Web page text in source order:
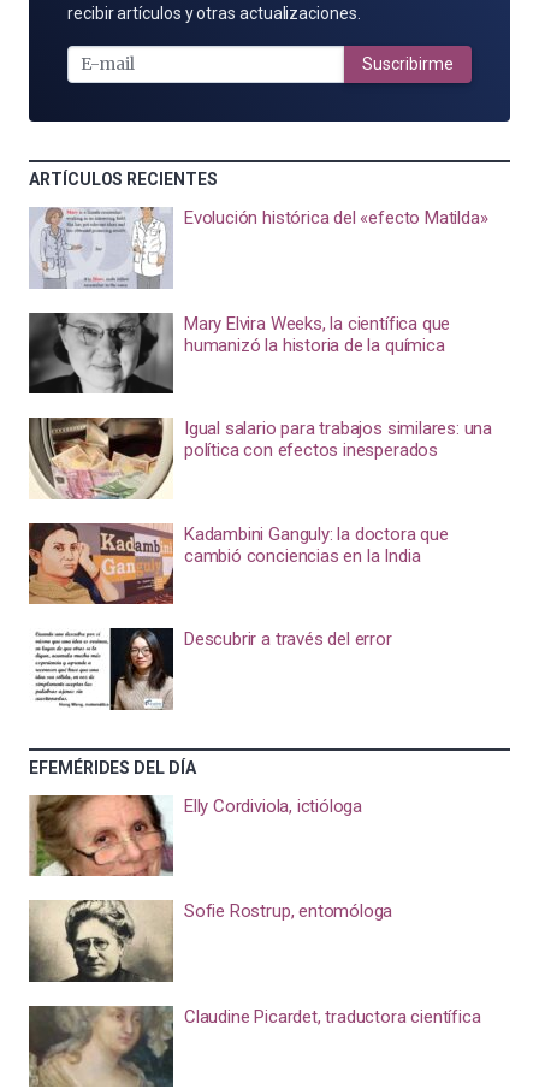
POR
MAIL
recibir artículos y otras actualizaciones.
Suscribirme
ARTÍCULOS RECIENTES
Evolución histórica del «efecto Matilda»
Mary Elvira Weeks, la científica que
humanizó la historia de la química
Igual salario para trabajos similares: una
política con efectos inesperados
Kadambini Ganguly: la doctora que
cambió conciencias en la India
Descubrir a través del error
EFEMÉRIDES DEL DÍA
Elly Cordiviola, ictióloga
Sofie Rostrup, entomóloga
Claudine Picardet, traductora científica